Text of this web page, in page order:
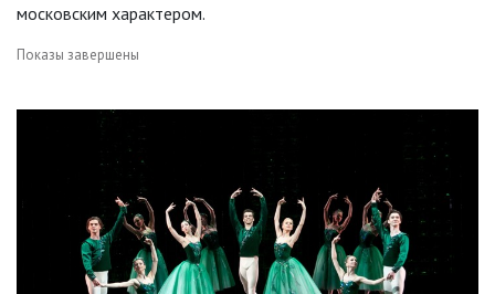
московским характером.
Показы завершены